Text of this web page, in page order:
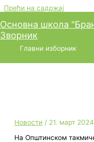
Пређи на садржај
Основна школа
Зворник
Главни изборник
Општинско
историје
Новости / 21. март
На Општинском